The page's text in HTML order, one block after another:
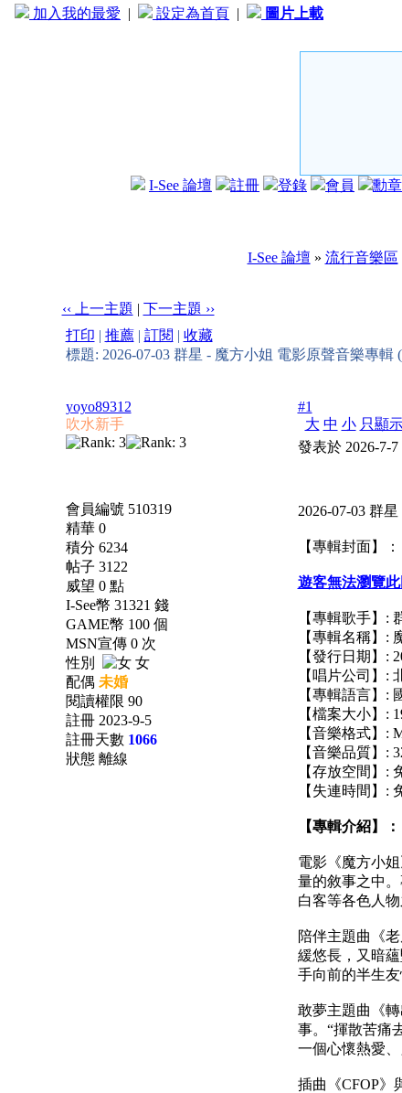
加入我的最愛 | 設定為首頁 | 圖片上載
I-See 論壇 註冊 登錄 會員 勳
I-See 論壇 » 流行音樂區
‹‹ 上一主題 | 下一主題 ››
打印 | 推薦| 訂閱 | 收藏
標題: 2026-07-03 群星 - 魔方小姐 電影原聲音樂專輯
yoyo89312
吹水新手
會員編號 510319
精華 0
積分 6234
帖子 3122
威望 0 點
I-See幣 31321 錢
GAME幣 100 個
MSN宣傳 0 次
性別
女
配偶 未婚
閱讀權限 90
註冊 2023-9-5
註冊天數 1066
狀態 離線
#1
大 中 小 只顯
發表於 2026-7-7
2026-07-03 群
【專輯封面】：
遊客無法瀏覽
【專輯歌手】:
【專輯名稱】:
【發行日期】:
【唱片公司】:
【專輯語言】:
【檔案大小】:
【音樂格式】:
【音樂品質】:
【存放空間】:
【失連時間】:
【專輯介紹】：
電影《魔方小
量的敘事之中
白客等各色人
陪伴主題曲《
緩悠長，又暗
手向前的半生
敢夢主題曲《
事。“揮散苦痛
一個心懷熱愛、
插曲《CFOP》